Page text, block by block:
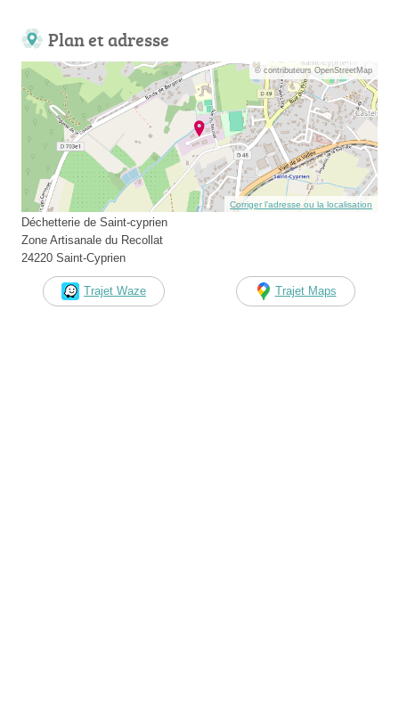
Plan et adresse
© contributeurs OpenStreetMap
Corriger l’adresse ou la localisation
Déchetterie de Saint-cyprien
Zone Artisanale du Recollat
24220 Saint-Cyprien
Trajet Waze Trajet Maps